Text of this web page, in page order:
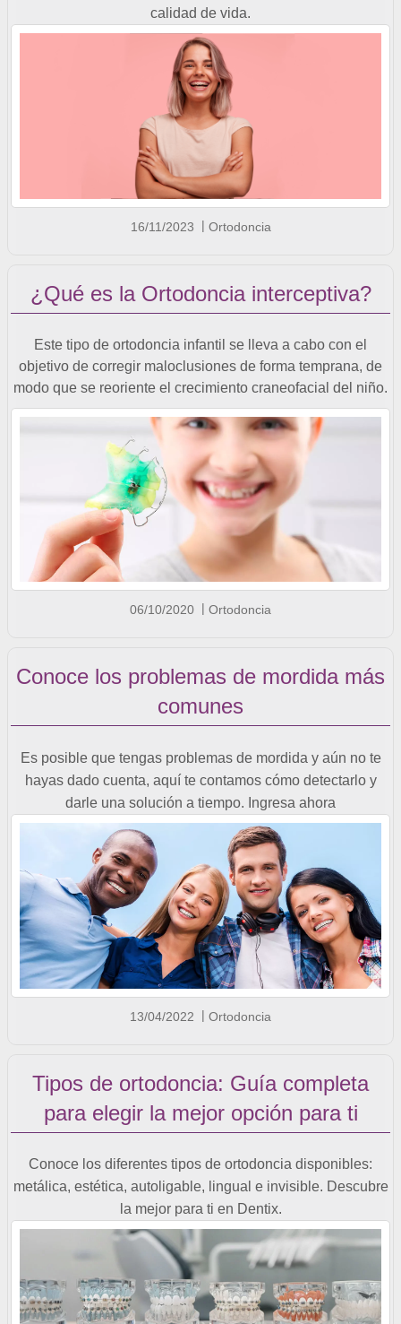
calidad de vida.
16/11/2023 Ortodoncia
¿Qué es la Ortodoncia interceptiva?
Este tipo de ortodoncia infantil se lleva a cabo con el
objetivo de corregir maloclusiones de forma temprana, de
modo que se reoriente el crecimiento craneofacial del niño.
06/10/2020 Ortodoncia
Conoce los problemas de mordida más
comunes
Es posible que tengas problemas de mordida y aún no te
hayas dado cuenta, aquí te contamos cómo detectarlo y
darle una solución a tiempo. Ingresa ahora
13/04/2022 Ortodoncia
Tipos de ortodoncia: Guía completa
para elegir la mejor opción para ti
Conoce los diferentes tipos de ortodoncia disponibles:
metálica, estética, autoligable, lingual e invisible. Descubre
la mejor para ti en Dentix.